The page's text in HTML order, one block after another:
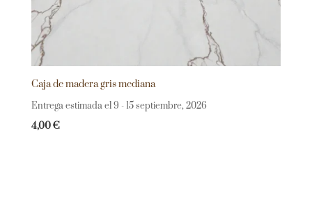
Caja de madera gris mediana
Entrega estimada el 9 - 15 septiembre, 2026
4,00€